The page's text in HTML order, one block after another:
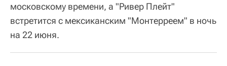
московскому времени, а "Ривер Плейт"
встретится с мексиканским "Монтерреем" в ночь
на 22 июня.